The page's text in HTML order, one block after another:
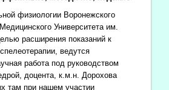
физиологии Воронежского
Университета им.
расширения показаний к
ведутся
работа под руководством
доцента, к.м.н. Дорохова
там при нашем участии